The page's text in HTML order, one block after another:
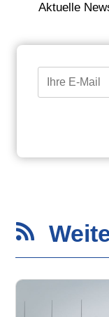
Aktuelle
